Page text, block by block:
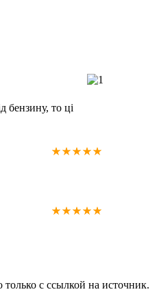
бензину, то ці
с ссылкой на источник.